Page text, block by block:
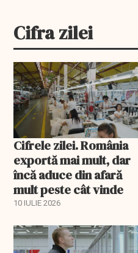
Cifra zilei
Cifrele zilei. România
exportă mai mult, dar
încă aduce din afară
mult peste cât vinde
10 IULIE 2026